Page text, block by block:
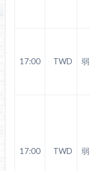
17:00 TWD 弱
17:00 TWD 弱